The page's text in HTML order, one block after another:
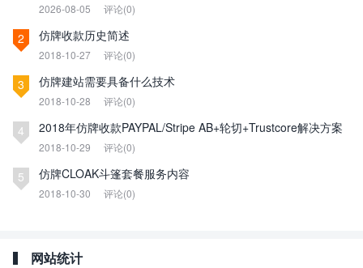
2026-08-05 评论(0)
2 仿牌收款历史简述
2018-10-27 评论(0)
3 仿牌建站需要具备什么技术
2018-10-28 评论(0)
4 2018年仿牌收款PAYPAL/Stripe AB+轮切+Trustcore解决方案
2018-10-29 评论(0)
5 仿牌CLOAK斗篷套餐服务内容
2018-10-30 评论(0)
网站统计